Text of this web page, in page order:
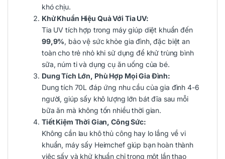
khó chịu.
Khử Khuẩn Hiệu Quả Với Tia UV:
Tia UV tích hợp trong máy giúp diệt khuẩn đến
99,9%, bảo vệ sức khỏe gia đình, đặc biệt an
toàn cho trẻ nhỏ khi sử dụng để khử trùng bình
sữa, núm ti và dụng cụ ăn uống của bé.
Dung Tích Lớn, Phù Hợp Mọi Gia Đình:
Dung tích 70L đáp ứng nhu cầu của gia đình 4-6
người, giúp sấy khô lượng lớn bát đĩa sau mỗi
bữa ăn mà không tốn nhiều thời gian.
Tiết Kiệm Thời Gian, Công Sức:
Không cần lau khô thủ công hay lo lắng về vi
khuẩn, máy sấy Heimchef giúp bạn hoàn thành
việc sấy và khử khuẩn chỉ trong một lần thao